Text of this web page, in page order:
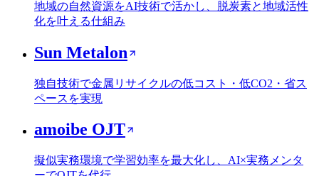
地域の自然資源をAI技術で活かし、脱炭素と地域活性
化を叶える仕組み
Sun Metalon
独自技術で金属リサイクルの低コスト・低CO2・省ス
ペースを実現
amoibe OJT
擬似実務環境で学習効率を最大化し、AI×実務メンタ